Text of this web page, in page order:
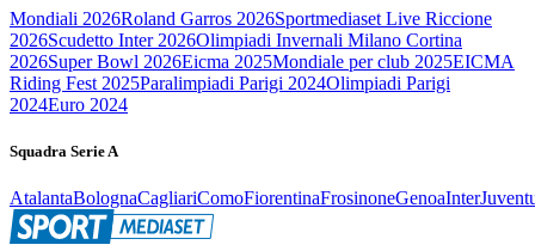
Mondiali 2026Roland Garros 2026Sportmediaset Live Riccione
2026Scudetto Inter 2026Olimpiadi Invernali Milano Cortina
2026Super Bowl 2026Eicma 2025Mondiale per club 2025EICMA
Riding Fest 2025Paralimpiadi Parigi 2024Olimpiadi Parigi
2024Euro 2024
Squadra Serie A
AtalantaBolognaCagliariComoFiorentinaFrosinoneGenoaInter